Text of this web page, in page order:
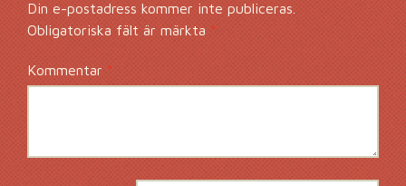
Din e-postadress kommer inte publiceras.
Obligatoriska fält är märkta*
Kommentar*